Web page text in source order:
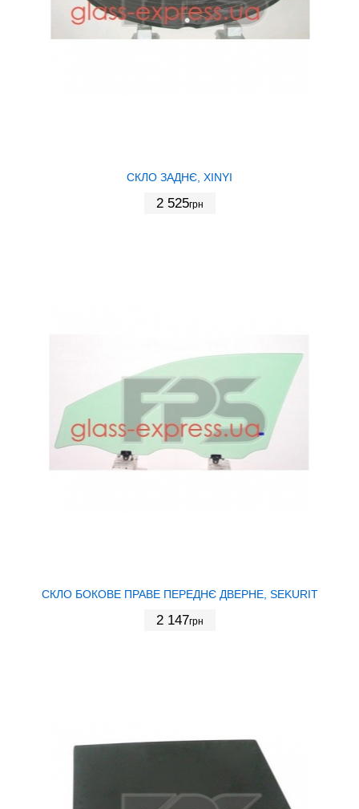
СКЛО ЗАДНЄ, XINYI
2 525грн
СКЛО БОКОВЕ ПРАВЕ ПЕРЕДНЄ ДВЕРНЕ, SEKURIT
2 147грн